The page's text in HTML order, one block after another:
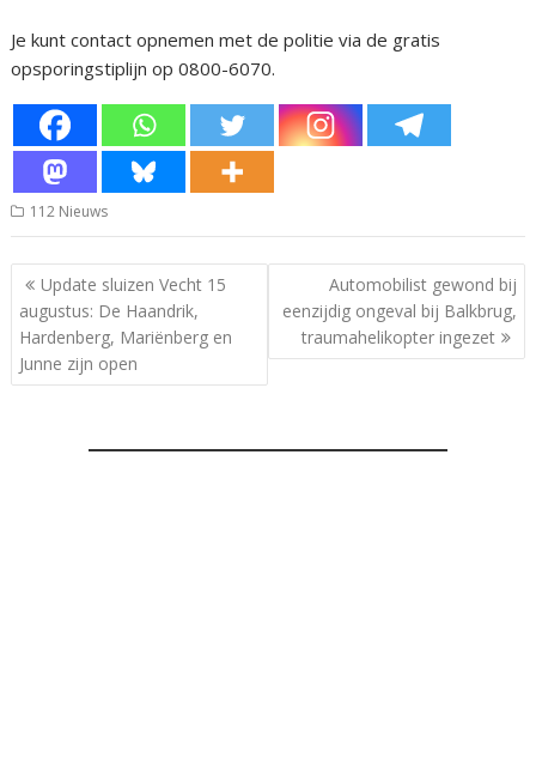
Je kunt contact opnemen met de politie via de gratis
opsporingstiplijn op 0800-6070.
112 Nieuws
Bericht
navigatie
Update sluizen Vecht 15
augustus: De Haandrik,
Hardenberg, Mariënberg en
Junne zijn open
Automobilist gewond bij
eenzijdig ongeval bij Balkbrug,
traumahelikopter ingezet